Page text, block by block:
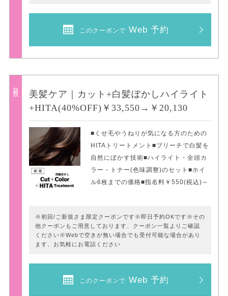
このクーポンで Web 予約
新規
美髪ケア｜カット+白髪ぼかしハイライト
+HITA(40%OFF)￥33,550→￥20,130
■くせ毛やうねりが気になる方のための
HITAトリートメント■ブリーチで白髪を
自然にぼかす技術■ハイライト・全頭カ
ラー・トナー(色味調整)のセット■ホイ
ル6枚までの価格■指名料￥550(税込)～
※初回/ご新規さま限定クーポンです※即日予約OKです※その
他クーポンもご用意しております、クーポン一覧よりご確認
ください※Webで空きが無い場合でも受付可能な場合があり
ます、お気軽にお電話ください
このクーポンで Web 予約